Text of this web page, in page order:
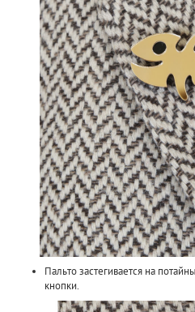
Пальто застегивается на
кнопки.